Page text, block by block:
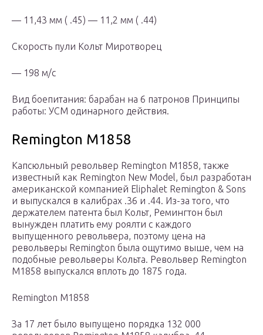
— 11,43 мм ( .45) — 11,2 мм ( .44)
Скорость пули Кольт Миротворец
— 198 м/с
Вид боепитания: барабан на 6 патронов Принципы
работы: УСМ одинарного действия.
Remington M1858
Капсюльный револьвер Remington M1858, также
известный как Remington New Model, был разработан
американской компанией Eliphalet Remington & Sons
и выпускался в калибрах .36 и .44. Из-за того, что
держателем патента был Кольт, Ремингтон был
вынужден платить ему роялти с каждого
выпущенного револьвера, поэтому цена на
револьверы Remington была ощутимо выше, чем на
подобные револьверы Кольта. Револьвер Remington
M1858 выпускался вплоть до 1875 года.
Remington M1858
За 17 лет было выпущено порядка 132 000